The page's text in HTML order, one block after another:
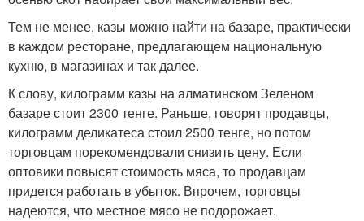
Тем не менее, казы можно найти на базаре, практически
в каждом ресторане, предлагающем национальную
кухню, в магазинах и так далее.
К слову, килограмм казы на алматинском Зеленом
базаре стоит 2300 тенге. Раньше, говорят продавцы,
килограмм деликатеса стоил 2500 тенге, но потом
торговцам порекомендовали снизить цену. Если
оптовики повысят стоимость мяса, то продавцам
придется работать в убыток. Впрочем, торговцы
надеются, что местное мясо не подорожает.